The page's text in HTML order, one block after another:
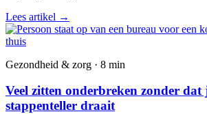
Lees artikel →
Gezondheid & zorg · 8 min
Veel zitten onderbreken zonder dat
stappenteller draait